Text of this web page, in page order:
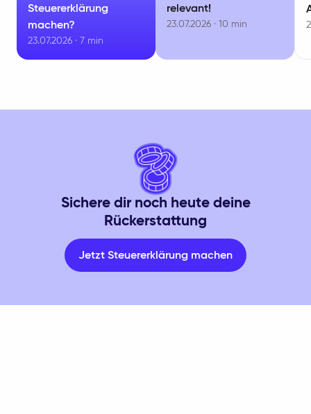
Steuererklärung
machen?
23.07.2026 · 7 min
relevant!
23.07.2026 · 10 min
Sichere dir noch heute deine
Rückerstattung
Jetzt Steuererklärung machen